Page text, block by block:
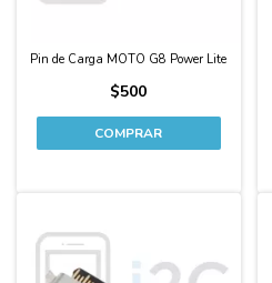
Pin de Carga MOTO G8 Power Lite
$500